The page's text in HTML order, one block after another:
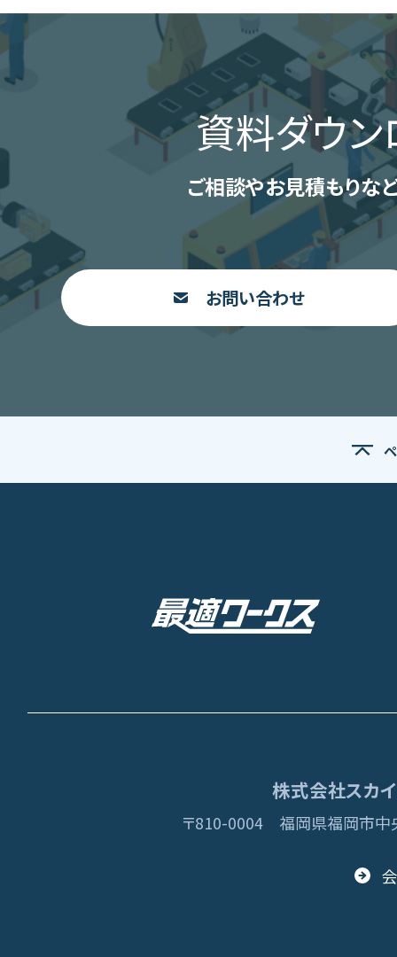
資料ダウン
ご相談やお見積もりなど
お問い合わせ
株式会社スカ
〒810-0004 福岡県福岡市